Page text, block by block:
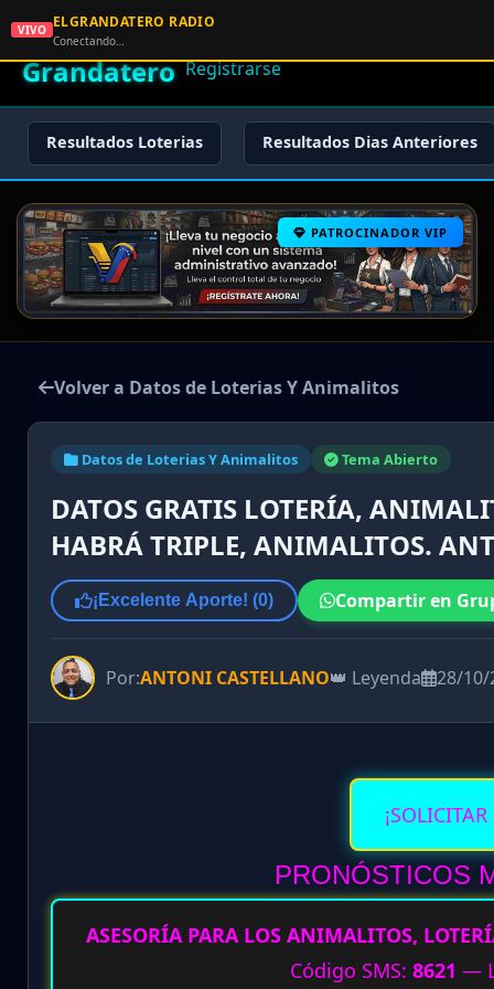
🌟 El
Grandatero Registrarse
Resultados Loterias Resultados Dias Anteriores
PATROCINADOR VIP
Volver a Datos de Loterias Y Animalitos
Datos de Loterias Y Animalitos Tema Abierto
DATOS GRATIS LOTERÍA,
HABRÁ TRIPLE, ANIMALITOS.
¡Excelente Aporte! (0) Compartir en
Por:ANTONI CASTELLANO👑 Leyenda 28/10/
PRONÓSTICOS
ASESORÍA PARA LOS ANIMALITOS,
Código SMS: 8621 —
VIVO ELGRANDATERO RADIO
Conectando…